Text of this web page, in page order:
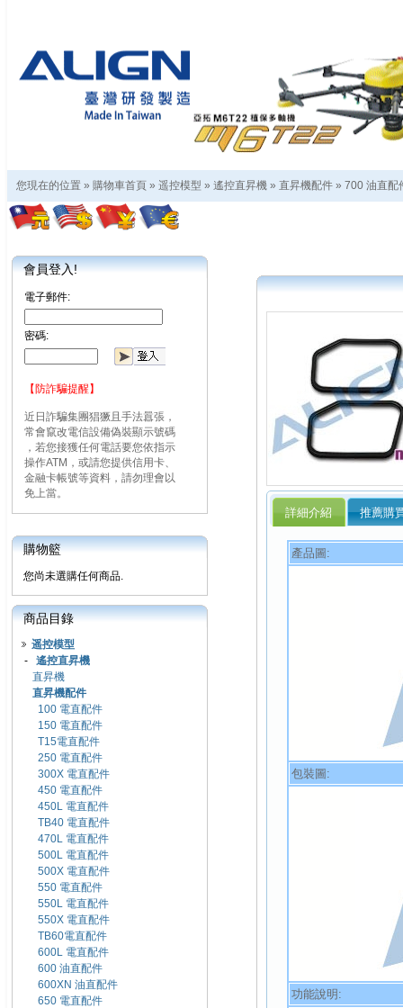
您現在的位置 » 購物車首頁 » 遥控模型 » 遙控直昇機 » 直昇機配件 » 700 油直配
會員登入!
電子郵件:
密碼:
【防詐騙提醒】
近日詐騙集團猖獗且手法囂張，
常會竄改電信設備偽裝顯示號碼
，若您接獲任何電話要您依指示
操作ATM，或請您提供信用卡、
金融卡帳號等資料，請勿理會以
免上當。
購物籃
您尚未選購任何商品.
商品目錄
遥控模型
- 遙控直昇機
直昇機
直昇機配件
100 電直配件
150 電直配件
T15電直配件
250 電直配件
300X 電直配件
450 電直配件
450L 電直配件
TB40 電直配件
470L 電直配件
500L 電直配件
500X 電直配件
550 電直配件
550L 電直配件
550X 電直配件
TB60電直配件
600L 電直配件
600 油直配件
600XN 油直配件
650 電直配件
詳細介紹 推薦購
產品圖:
包裝圖:
功能說明: